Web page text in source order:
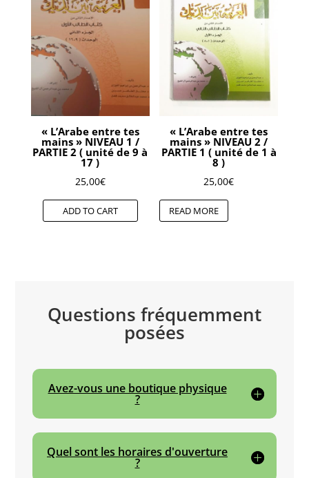
« L’Arabe entre tes
mains » NIVEAU 1 /
PARTIE 2 ( unité de 9 à
17 )
25,00€
ADD TO CART
« L’Arabe entre tes
mains » NIVEAU 2 /
PARTIE 1 ( unité de 1 à
8 )
25,00€
READ MORE
Questions fréquemment
posées
Avez-vous une boutique physique
?
Quel sont les horaires d'ouverture
?